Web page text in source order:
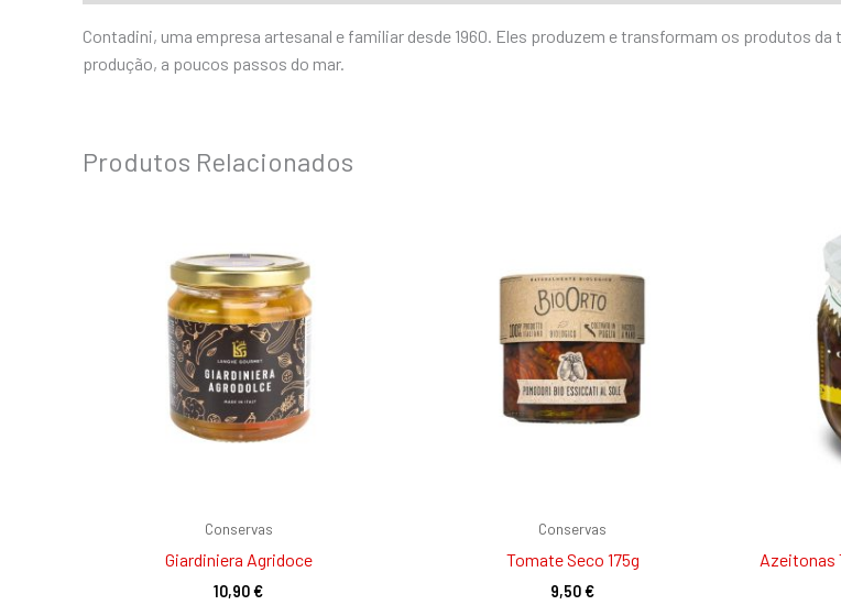
Contadini, uma empresa artesanal e familiar desde 1960. Eles produzem e transformam os produtos
produção, a poucos passos do mar.
Produtos Relacionados
Conservas
Giardiniera Agridoce
10,90€
Conservas
Tomate Seco 175g
9,50€
Azeitonas